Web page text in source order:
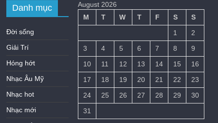
Danh mục
Đời sống
Giải Trí
Hóng hớt
Nhạc Âu Mỹ
Nhạc hot
Nhạc mới
August 2026
M
T W T F S
S
1
2
3
4 5 6 7 8
9
10
11 12 13 14 15
16
17
18 19 20 21 22
23
24
25 26 27 28 29
30
31